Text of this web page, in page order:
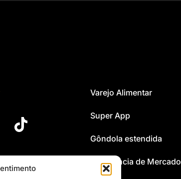
Varejo Alimentar
Super App
Gôndola estendida
Inteligência de Mercado